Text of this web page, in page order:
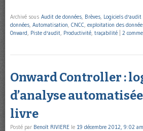
Archivé sous Audit de données, Brèves, Logiciels d'audit
données, Automatisation, CNCC, exploitation des
Onward, Piste d'audit, Productivité, traçabilité 2
Onward Controller :
d’analyse
livre
Posté par Benoît RIVIERE le 19 décembre 2012, 9:02 am